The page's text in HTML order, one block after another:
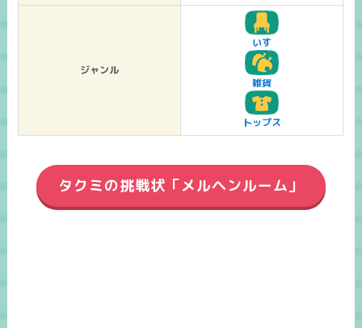
ジャンル
いす
雑貨
トップス
タクミの挑戦状「メルヘンルーム」